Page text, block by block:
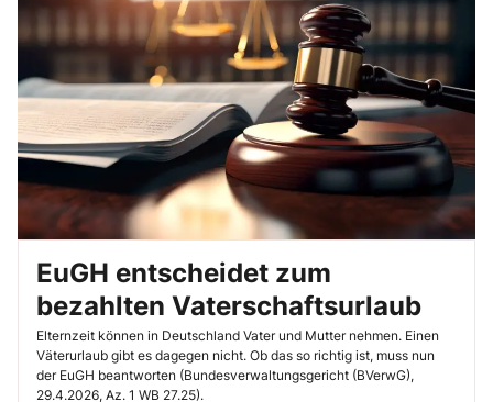
EuGH entscheidet zum
bezahlten Vaterschaftsurlaub
Elternzeit können in Deutschland Vater und Mutter nehmen. Einen
Väterurlaub gibt es dagegen nicht. Ob das so richtig ist, muss nun
der EuGH beantworten (Bundesverwaltungsgericht (BVerwG),
29.4.2026, Az. 1 WB 27.25).